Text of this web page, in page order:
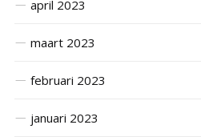
april 2023
maart 2023
februari 2023
januari 2023